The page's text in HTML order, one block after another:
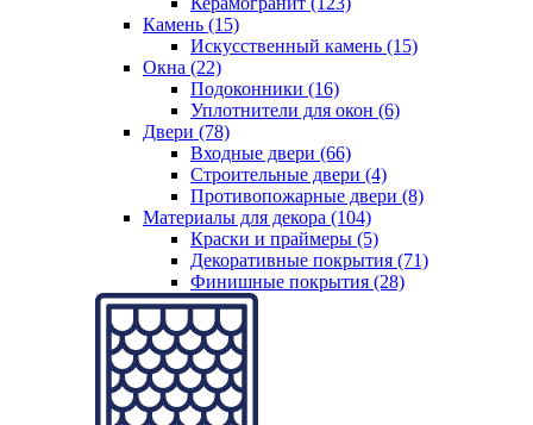
Камень (15)
Искусственный камень (15)
Окна (22)
Подоконники (16)
Уплотнители для окон (6)
Двери (78)
Входные двери (66)
Строительные двери (4)
Противопожарные двери (8)
Материалы для декора (104)
Краски и праймеры (5)
Декоративные покрытия (71)
Финишные покрытия (28)